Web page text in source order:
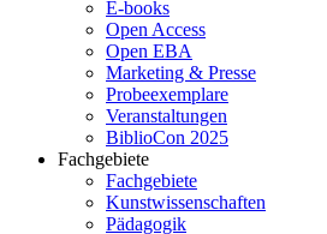
E-books
Open Access
Open EBA
Marketing & Presse
Probeexemplare
Veranstaltungen
BiblioCon 2025
Fachgebiete
Fachgebiete
Kunstwissenschaften
Pädagogik